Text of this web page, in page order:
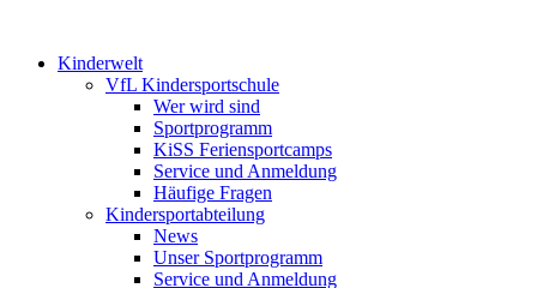
Kinderwelt
VfL Kindersportschule
Wer wird sind
Sportprogramm
KiSS Feriensportcamps
Service und Anmeldung
Häufige Fragen
Kindersportabteilung
News
Unser Sportprogramm
Service und Anmeldung